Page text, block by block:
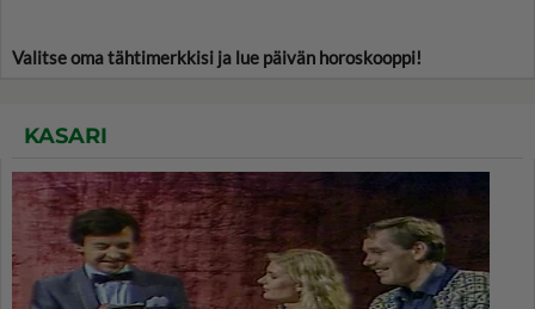
Valitse oma tähtimerkkisi ja lue päivän horoskooppi!
KASARI